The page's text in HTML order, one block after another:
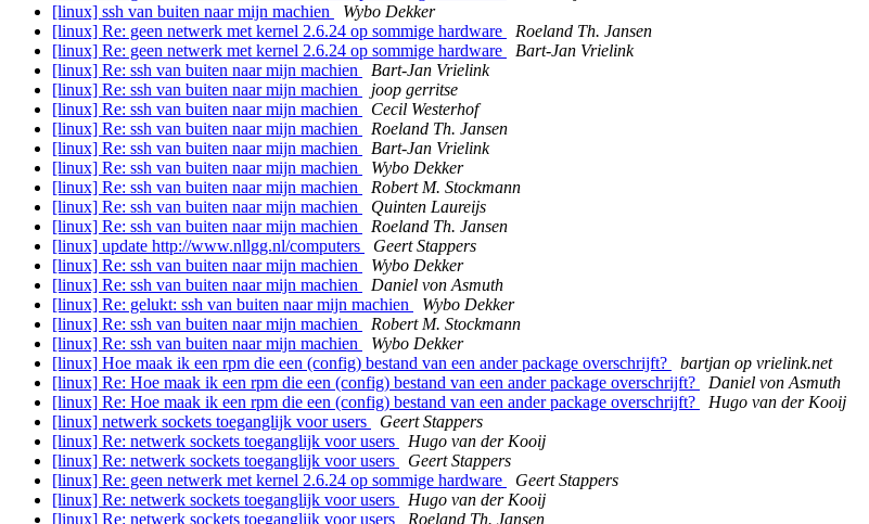
[linux] ssh van buiten naar mijn machien
Wybo Dekker
[linux] Re: geen netwerk met kernel 2.6.24 op sommige hardware
Roeland Th. Jansen
[linux] Re: geen netwerk met kernel 2.6.24 op sommige hardware
Bart-Jan Vrielink
[linux] Re: ssh van buiten naar mijn machien
Bart-Jan Vrielink
[linux] Re: ssh van buiten naar mijn machien
joop gerritse
[linux] Re: ssh van buiten naar mijn machien
Cecil Westerhof
[linux] Re: ssh van buiten naar mijn machien
Roeland Th. Jansen
[linux] Re: ssh van buiten naar mijn machien
Bart-Jan Vrielink
[linux] Re: ssh van buiten naar mijn machien
Wybo Dekker
[linux] Re: ssh van buiten naar mijn machien
Robert M. Stockmann
[linux] Re: ssh van buiten naar mijn machien
Quinten Laureijs
[linux] Re: ssh van buiten naar mijn machien
Roeland Th. Jansen
[linux] update http://www.nllgg.nl/computers
Geert Stappers
[linux] Re: ssh van buiten naar mijn machien
Wybo Dekker
[linux] Re: ssh van buiten naar mijn machien
Daniel von Asmuth
[linux] Re: gelukt: ssh van buiten naar mijn machien
Wybo Dekker
[linux] Re: ssh van buiten naar mijn machien
Robert M. Stockmann
[linux] Re: ssh van buiten naar mijn machien
Wybo Dekker
[linux] Hoe maak ik een rpm die een (config) bestand van een ander package overschrijft?
bartjan op vrielink.net
[linux] Re: Hoe maak ik een rpm die een (config) bestand van een ander package overschrijft?
Daniel von Asmuth
[linux] Re: Hoe maak ik een rpm die een (config) bestand van een ander package overschrijft?
Hugo van der Kooij
[linux] netwerk sockets toeganglijk voor users
Geert Stappers
[linux] Re: netwerk sockets toeganglijk voor users
Hugo van der Kooij
[linux] Re: netwerk sockets toeganglijk voor users
Geert Stappers
[linux] Re: geen netwerk met kernel 2.6.24 op sommige hardware
Geert Stappers
[linux] Re: netwerk sockets toeganglijk voor users
Hugo van der Kooij
[linux] Re: netwerk sockets toeganglijk voor users
Roeland Th. Jansen